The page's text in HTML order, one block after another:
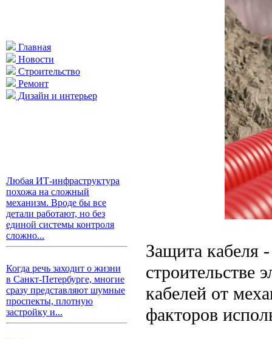
Главная
Новости
Строительство
Ремонт
Дизайн и интерьер
Любая ИТ-инфраструктура
похожа на сложный
механизм. Вроде бы все
детали работают, но без
единой системы контроля
сложно...
Когда речь заходит о жизни
в Санкт-Петербурге, многие
сразу представляют шумные
проспекты, плотную
застройку и...
Защита кабеля
строительстве
кабелей от
факторов